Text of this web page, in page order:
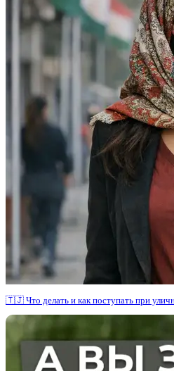
🇹🇯 Что делать и как поступать при